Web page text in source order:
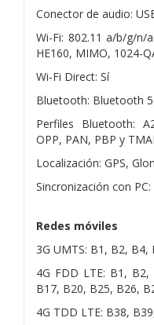
Conector de audio:
Wi-Fi: 802.11 a/b/g/n/
HE160, MIMO, 1024-
Wi-Fi Direct: Sí
Bluetooth: Bluetooth
Perfiles Bluetooth:
OPP, PAN, PBP y
Localización: GPS,
Sincronización con
Redes móviles
3G UMTS: B1, B2, B4,
4G FDD LTE: B1,
B17, B20, B25, B26,
4G TDD LTE: B38,